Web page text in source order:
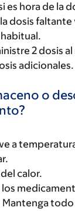
es hora de la
dosis
2 dosis
adicionales.
o
a
calor.
los
Mantenga